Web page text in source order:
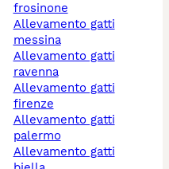
frosinone
allevamento gatti
messina
allevamento gatti
ravenna
allevamento gatti
firenze
allevamento gatti
palermo
allevamento gatti